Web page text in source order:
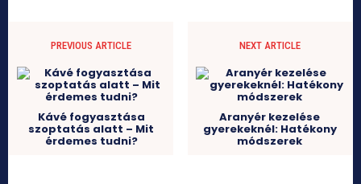
PREVIOUS ARTICLE
Kávé fogyasztása
szoptatás alatt – Mit
érdemes tudni?
NEXT ARTICLE
Aranyér kezelése
gyerekeknél: Hatékony
módszerek